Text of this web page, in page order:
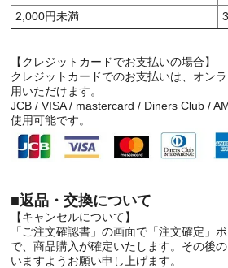
2,000円未満
【クレジットカードでお支払いの場合】
クレジットカードでのお支払いは、オン
用いただけます。
JCB / VISA / mastercard / Diners Club /
使用可能です。
■返品・交換について
【キャンセルについて】
「ご注文確認書」の画面で「注文確定」
で、商品購入が確定いたします。その後
いますようお願い申し上げます。